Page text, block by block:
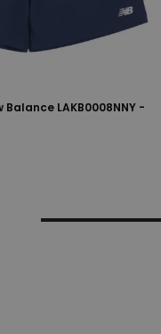
Balance LAKB0008NNY -